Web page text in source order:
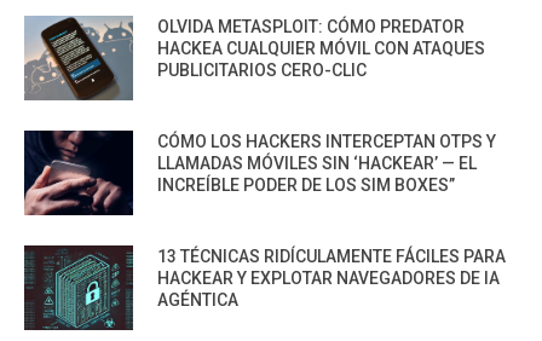
OLVIDA METASPLOIT: CÓMO PREDATOR
HACKEA CUALQUIER MÓVIL CON ATAQUES
PUBLICITARIOS CERO-CLIC
CÓMO LOS HACKERS INTERCEPTAN OTPS Y
LLAMADAS MÓVILES SIN ‘HACKEAR’ — EL
INCREÍBLE PODER DE LOS SIM BOXES”
13 TÉCNICAS RIDÍCULAMENTE FÁCILES PARA
HACKEAR Y EXPLOTAR NAVEGADORES DE IA
AGÉNTICA